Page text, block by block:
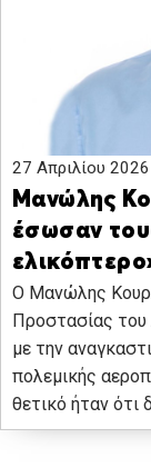
27 Απριλίου 2026
Μανώλης
έσωσαν
Ο Μανώλης
Προστασίας
με την
πολεμικής
θετικό ήταν ότι